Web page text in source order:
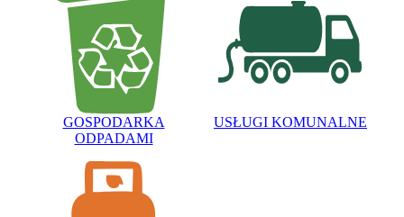
GOSPODARKA
ODPADAMI
USŁUGI KOMUNALNE